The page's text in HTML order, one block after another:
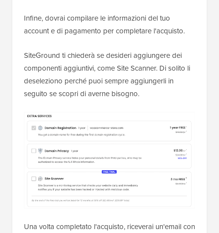
Infine, dovrai compilare le informazioni del tuo
account e di pagamento per completare l'acquisto.
SiteGround ti chiederà se desideri aggiungere dei
componenti aggiuntivi, come Site Scanner. Di solito li
deseleziono perché puoi sempre aggiungerli in
seguito se scopri di averne bisogno.
Una volta completato l'acquisto, riceverai un'email con